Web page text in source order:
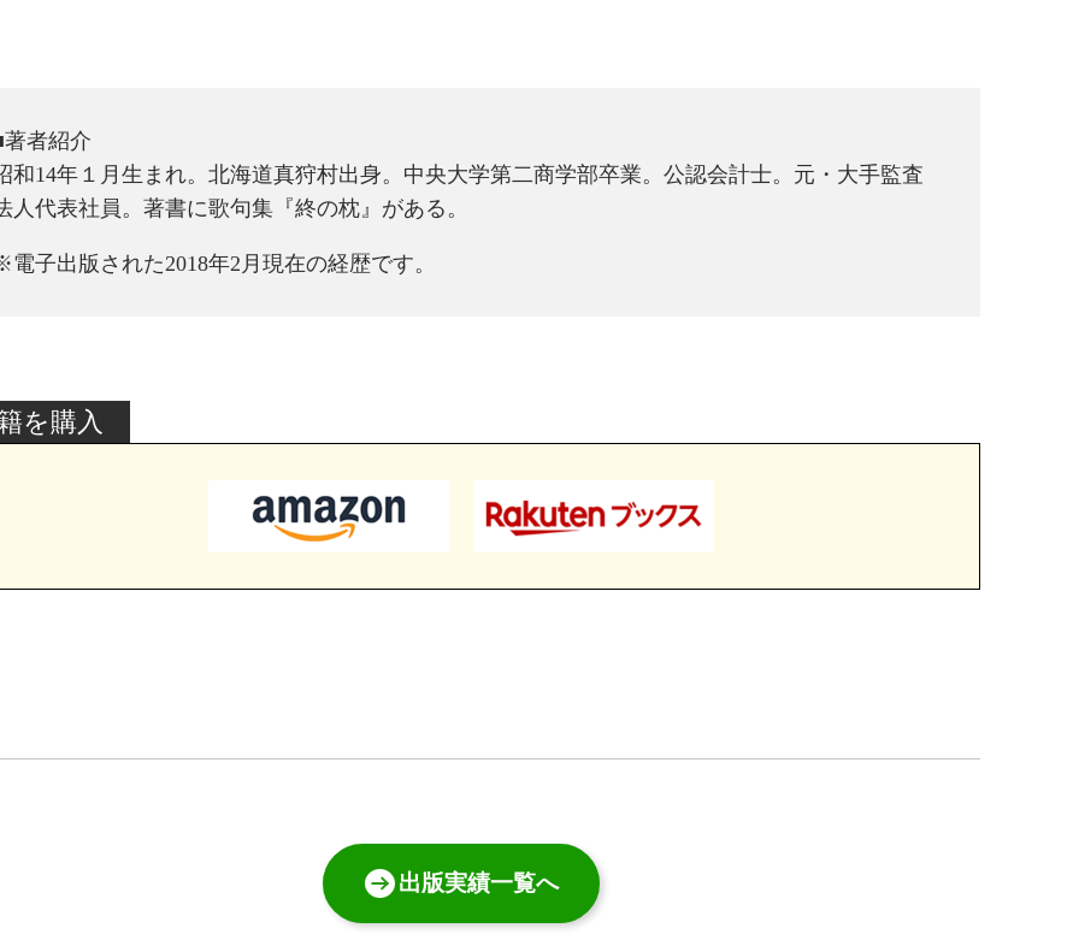
者紹介
和14年１月生まれ。北海道真狩村出身。中央大学第二商学部卒業。公認会計士。元・大手監査
人代表社員。著書に歌句集『終の枕』がある。
子出版された2018年2月現在の経歴です。
を購入
出版実績一覧へ